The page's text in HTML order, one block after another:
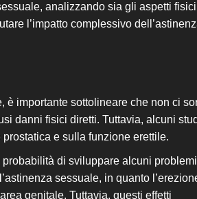
analizzando sia gli aspetti fisici
l’impatto complessivo
è importante sottolineare che non ci
danni fisici diretti. Tuttavia, alcuni
e sulla funzione erettile.
di sviluppare alcuni problemi
sessuale, in quanto
genitale. Tuttavia, questi effetti